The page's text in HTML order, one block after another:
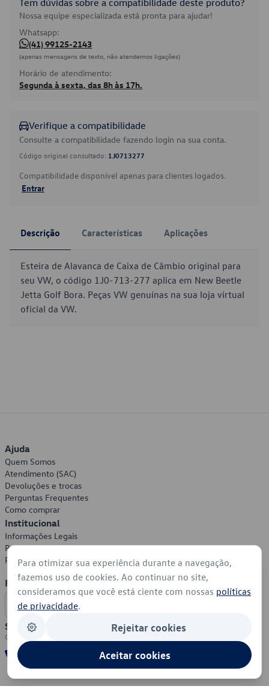
Tem dúvidas sobre a compatibilidade deste produto?
Nossa equipe especializada está pronta para ajudar!
Whatsapp:
(41) 99125-2143
(apenas mensagens de texto, não atendemos ligações)
Horário de atendimento:
Segunda à sexta, das 8h às 17h.
Verifique a compatibilidade
Consulte a compatibilidade fazendo login na sua conta.
Código original consultado: 1J0713277
Compatibilidade disponível apenas para clientes logados.
Entrar
Descrição Características Aplicações
Esteira de Alavanca de Caixa de Câmbio original para
seu VW, o código 1J0-713-277 aplica em New Beetle
Jetta Golf Bora. Peças VW genuínas na sua loja virtual
oficial da VW.
Ajuda
Quem Somos
Atendimento (SAC)
Devoluções e trocas
Perguntas Frequentes
Como comprar
Institucional
Informações Legais
Política de Privacidade
Política de Cookies
Formas de Pagamento
Segurança
Para otimizar sua experiência durante a navegação,
fazemos uso de cookies. Ao continuar no site,
consideramos que você está ciente com nossas políticas
de privacidade.
Rejeitar cookies
Aceitar cookies